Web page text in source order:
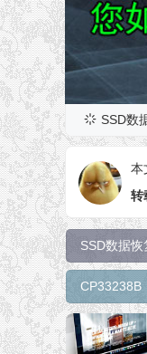
SSD数
本
转
SSD数据恢
CP33238B